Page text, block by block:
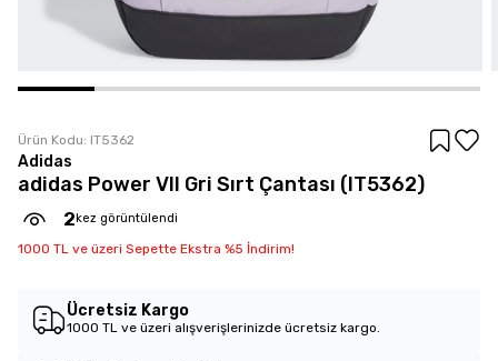
Ürün Kodu: IT5362
Adidas
adidas Power VII Gri Sırt Çantası (IT5362)
2 kez görüntülendi
1000 TL ve üzeri Sepette Ekstra %5 İndirim!
Ücretsiz Kargo
1000 TL ve üzeri alışverişlerinizde ücretsiz kargo.